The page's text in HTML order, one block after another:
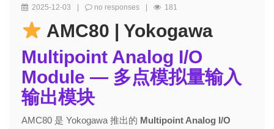
2025-12-03 no responses 181
AMC80 | Yokogawa
Multipoint Analog I/O
Module — 多点模拟量输入
输出模块
AMC80 是 Yokogawa 推出的 Multipoint Analog I/O